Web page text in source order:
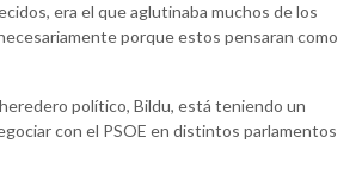
era el que aglutinaba muchos de los
porque estos pensaran como
político, Bildu, está teniendo un
con el PSOE en distintos parlamentos